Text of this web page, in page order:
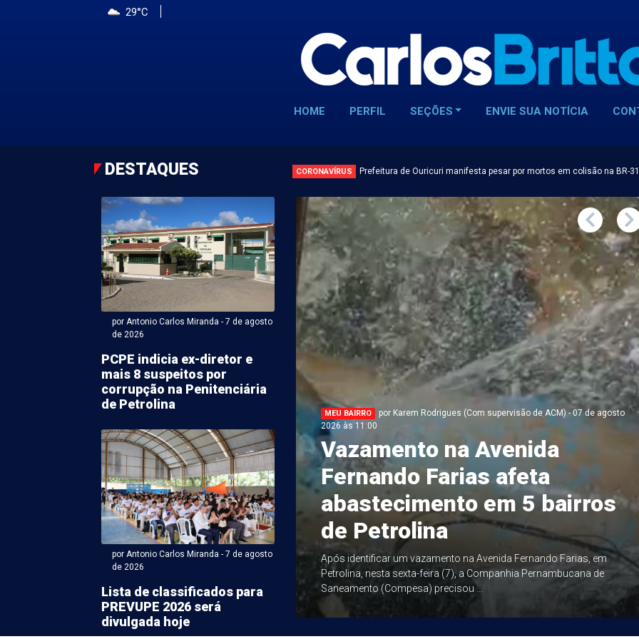
29°C
HOME PERFIL SEÇÕES ENVIE SUA NOTÍCIA
DESTAQUES CORONAVÍRUS Prefeitura de Ouricuri manifesta pesar por mortos em colisão na BR-
por Antonio Carlos Miranda - 7 de agosto
de 2026
PCPE indicia ex-diretor e
mais 8 suspeitos por
corrupção na Penitenciária
de Petrolina
por Antonio Carlos Miranda - 7 de agosto
de 2026
Lista de classificados para
PREVUPE 2026 será
divulgada hoje
Rodrigues (Com supervisão de ACM) - 07 de agosto
prefeito de Uauá
em
de Juazeiro
de Uauá (Norte da Bahia), Marcos Lobo, Paulo Lobo
feira (6) após se afogar em ...
MEU BAIRRO
por Karem Rodrigues (Com supervisão de ACM) - 07 de agosto
2026 às 11:00
Vazamento na Avenida
Fernando Farias afeta
abastecimento em 5 bairros
de Petrolina
Após identificar um vazamento na Avenida Fernando Farias, em
Petrolina, nesta sexta-feira (7), a Companhia Pernambucana de
Saneamento (Compesa) precisou ...